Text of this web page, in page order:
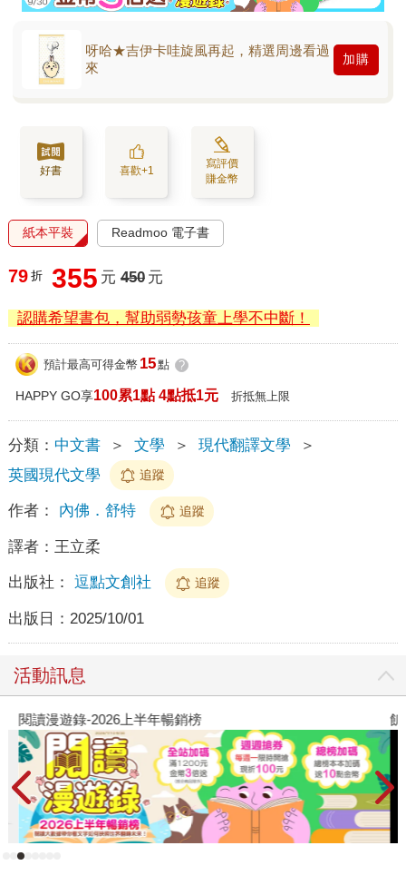
呀哈★吉伊卡哇旋風再起，精選周邊看過
來
加購
好書 喜歡+1
寫評價
賺金幣
紙本平裝 Readmoo 電子書
79 折 355 元 450 元
認購希望書包，幫助弱勢孩童上學不中斷！
預計最高可得金幣 15點 ?
HAPPY GO享100累1點 4點抵1元 折抵無上限
分類： 中文書 ＞ 文學 ＞ 現代翻譯文學
＞
英國現代文學
追蹤
作者： 內佛．舒特 追蹤
譯者： 王立柔
出版社： 逗點文創社 追蹤
出版日： 2025/10/01
活動訊息
閱讀漫遊錄-2026上半年暢銷榜 飢